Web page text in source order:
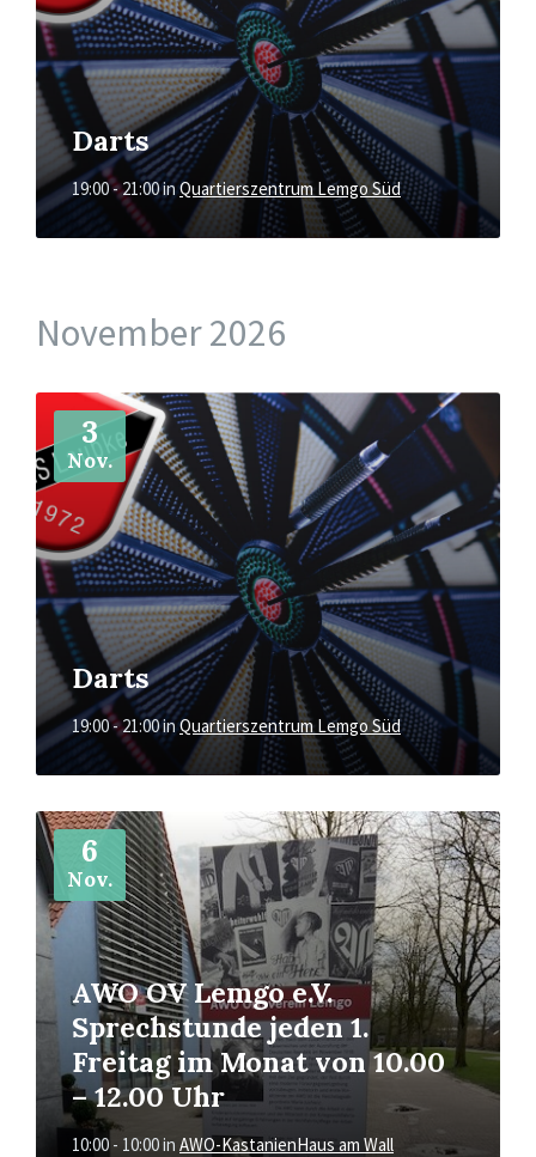
Darts
19:00 - 21:00inQuartierszentrum Lemgo Süd
November 2026
3
Nov.
Darts
19:00 - 21:00inQuartierszentrum Lemgo Süd
Mehr
6
Nov.
AWO OV Lemgo e.V.
Sprechstunde jeden 1.
Freitag im Monat von 10.00
– 12.00 Uhr
10:00 - 10:00in AWO-KastanienHaus am Wall
Mehr